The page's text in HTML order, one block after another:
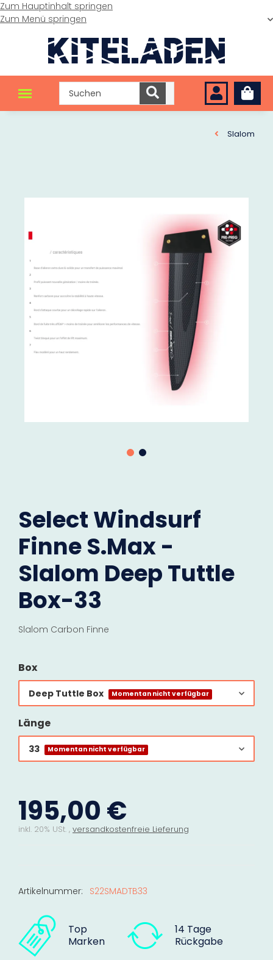
Zum Hauptinhalt springen
Zum Menü springen
Slalom
Select Windsurf
Finne S.Max -
Slalom Deep Tuttle
Box-33
Slalom Carbon Finne
Box
Deep Tuttle Box Momentan nicht verfügbar
Länge
33 Momentan nicht verfügbar
195,00 €
inkl. 20% USt. , versandkostenfreie Lieferung
Artikelnummer: S22SMADTB33
Top
Marken
14 Tage
Rückgabe